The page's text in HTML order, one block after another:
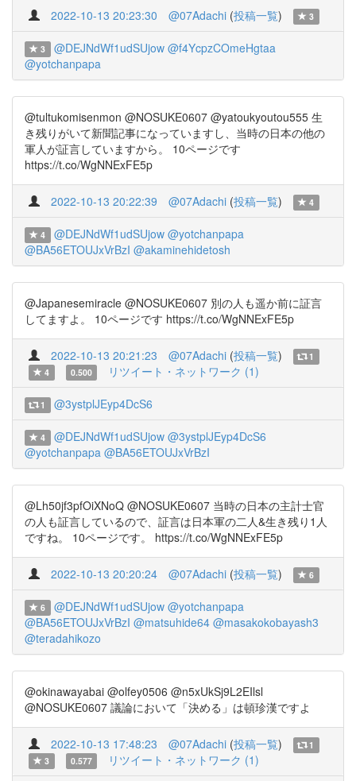
2022-10-13 20:23:30 @07Adachi (投稿一覧) 3
3 @DEJNdWf1udSUjow @f4YcpzCOmeHgtaa
@yotchanpapa
@tultukomisenmon @NOSUKE0607 @yatoukyoutou555 生
き残りがいて新聞記事になっていますし、当時の日本の他の
軍人が証言していますから。 10ページです
https://t.co/WgNNExFE5p
2022-10-13 20:22:39 @07Adachi (投稿一覧) 4
4 @DEJNdWf1udSUjow @yotchanpapa
@BA56ETOUJxVrBzI @akaminehidetosh
@Japanesemiracle @NOSUKE0607 別の人も遥か前に証言
してますよ。 10ページです https://t.co/WgNNExFE5p
2022-10-13 20:21:23 @07Adachi (投稿一覧)
1
4
0.500 リツイート・ネットワーク (1)
1 @3ystplJEyp4DcS6
4 @DEJNdWf1udSUjow @3ystplJEyp4DcS6
@yotchanpapa @BA56ETOUJxVrBzI
@Lh50jf3pfOiXNoQ @NOSUKE0607 当時の日本の主計士官
の人も証言しているので、証言は日本軍の二人&生き残り1人
ですね。 10ページです。 https://t.co/WgNNExFE5p
2022-10-13 20:20:24 @07Adachi (投稿一覧) 6
6 @DEJNdWf1udSUjow @yotchanpapa
@BA56ETOUJxVrBzI @matsuhide64 @masakokobayash3
@teradahikozo
@okinawayabai @olfey0506 @n5xUkSj9L2EIlsl
@NOSUKE0607 議論において「決める」は頓珍漢ですよ
2022-10-13 17:48:23 @07Adachi (投稿一覧)
1
3
0.577 リツイート・ネットワーク (1)